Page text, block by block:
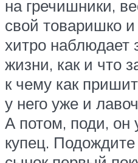
на гречишники,
свой товаришко
хитро наблюдает
жизни, как и что
к чему как
у него уже и
А потом, поди, он
купец.